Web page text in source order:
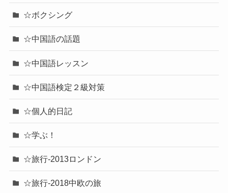
☆ボクシング
☆中国語の話題
☆中国語レッスン
☆中国語検定２級対策
☆個人的日記
☆学ぶ！
☆旅行-2013ロンドン
☆旅行-2018中欧の旅